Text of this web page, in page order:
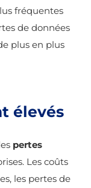
fréquentes
de données
plus en plus
élevés
pertes
Les coûts
les pertes de